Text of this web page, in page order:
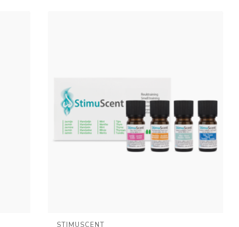
STIMUSCENT